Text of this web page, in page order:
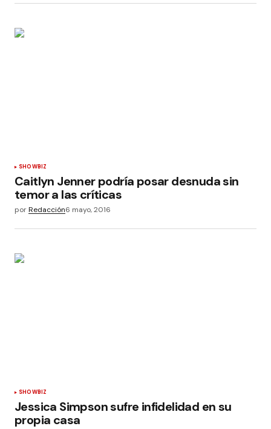
SHOWBIZ
Caitlyn Jenner podría posar desnuda sin
temor a las críticas
porRedacción6 mayo, 2016
SHOWBIZ
Jessica Simpson sufre infidelidad en su
propia casa